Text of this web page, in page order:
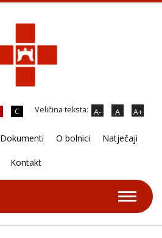
C A- A A+
Veličina teksta:
Dokumenti O bolnici Natječaji
Kontakt